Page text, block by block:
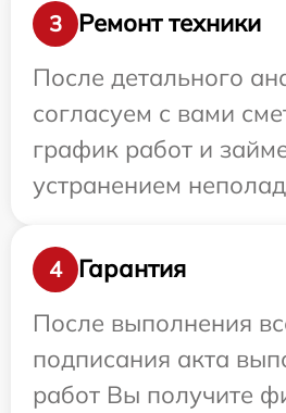
3
Ремонт техники
После детального
согласуем с вами
график работ и
устранением
4
Гарантия
После выполнения
подписания акта
работ Вы получите